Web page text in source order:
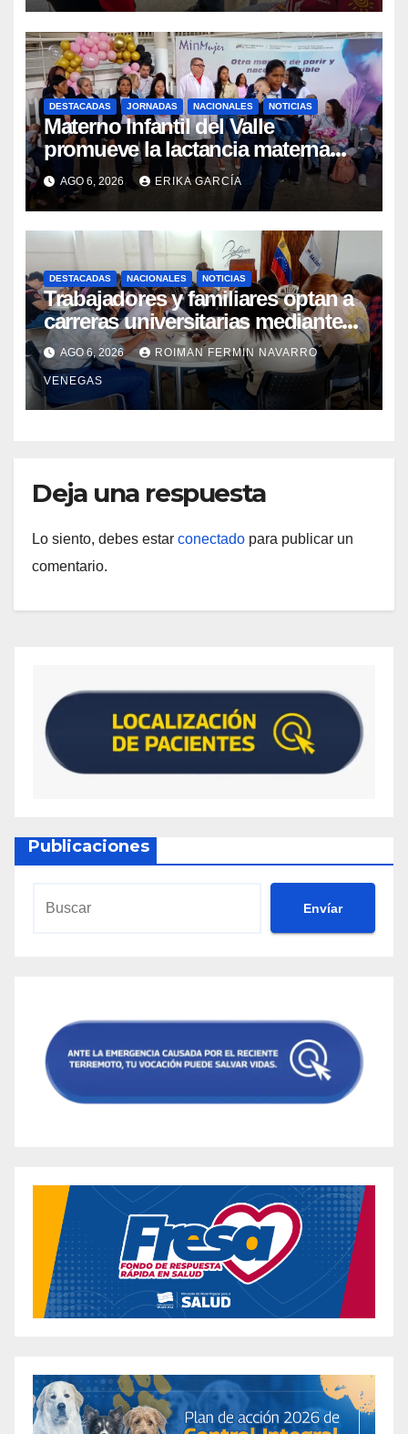
DESTACADAS JORNADAS NACIONALES NOTICIAS
Materno Infantil del Valle
promueve la lactancia materna
como un inicio sostenible para la
vida
AGO 6, 2026 ERIKA GARCÍA
DESTACADAS NACIONALES NOTICIAS
Trabajadores y familiares optan a
carreras universitarias mediante
convenio entre MinSalud y la UCV
AGO 6, 2026 ROIMAN FERMIN NAVARRO
VENEGAS
Deja una respuesta
Lo siento, debes estar conectado para publicar un
comentario.
Publicaciones
Envíar